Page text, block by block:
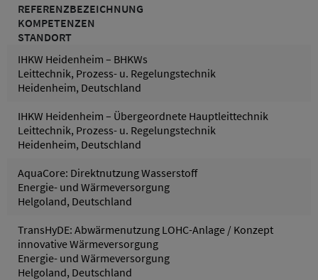
REFERENZBEZEICHNUNG
KOMPETENZEN
STANDORT
IHKW Heidenheim – BHKWs
Leittechnik, Prozess- u. Regelungstechnik
Heidenheim, Deutschland
IHKW Heidenheim – Übergeordnete Hauptleittechnik
Leittechnik, Prozess- u. Regelungstechnik
Heidenheim, Deutschland
AquaCore: Direktnutzung Wasserstoff
Energie- und Wärmeversorgung
Helgoland, Deutschland
TransHyDE: Abwärmenutzung LOHC-Anlage / Konzept
innovative Wärmeversorgung
Energie- und Wärmeversorgung
Helgoland, Deutschland